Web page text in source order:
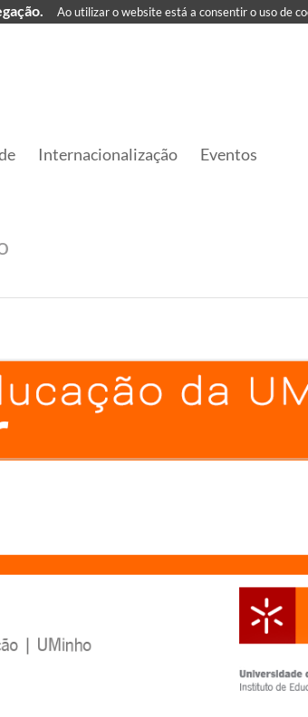
Internacionalização Eventos
Ao utilizar o website está a consentir o uso de